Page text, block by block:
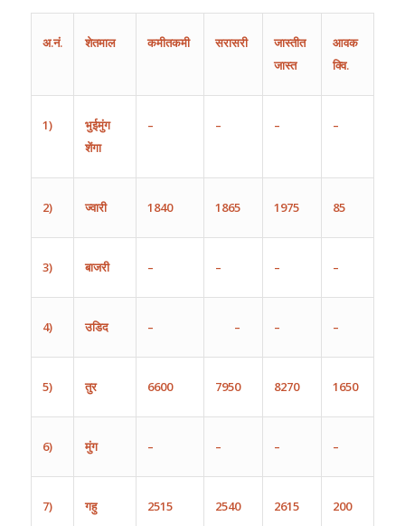
अ.नं. शेतमाल कमीतकमी सरासरी
जास्तीत
जास्त
आवक
क्वि.
1)
भुईमुंग
शेंगा
– – – –
2) ज्वारी 1840 1865 1975 85
3) बाजरी – – – –
4) उडिद – – – –
5) तुर 6600 7950 8270 1650
6) मुंग – – – –
7) गहु 2515 2540 2615 200